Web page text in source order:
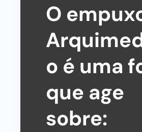
O
o é uma
que age
sobre: